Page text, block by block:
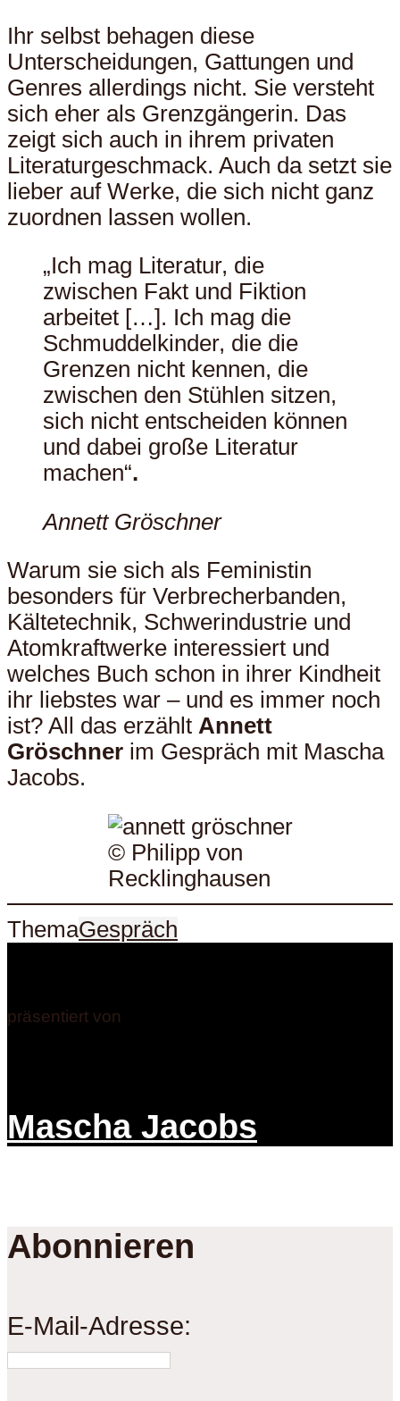
Ihr selbst behagen diese
Unterscheidungen, Gattungen und
Genres allerdings nicht. Sie versteht
sich eher als Grenzgängerin. Das
zeigt sich auch in ihrem privaten
Literaturgeschmack. Auch da setzt sie
lieber auf Werke, die sich nicht ganz
zuordnen lassen wollen.
Ich mag Literatur, die
zwischen Fakt und Fiktion
arbeitet […]. Ich mag die
Schmuddelkinder, die die
Grenzen nicht kennen, die
zwischen den Stühlen sitzen,
sich nicht entscheiden können
und dabei große Literatur
machen .
Annett Gröschner
Warum sie sich als Feministin
besonders für Verbrecherbanden,
Kältetechnik, Schwerindustrie und
Atomkraftwerke interessiert und
welches Buch schon in ihrer Kindheit
ihr liebstes war – und es immer noch
ist? All das erzählt Annett
Gröschner im Gespräch mit Mascha
Jacobs.
© Philipp von
Recklinghausen
ThemaGespräch
präsentiert von
Mascha Jacobs
Abonnieren
E-Mail-Adresse: